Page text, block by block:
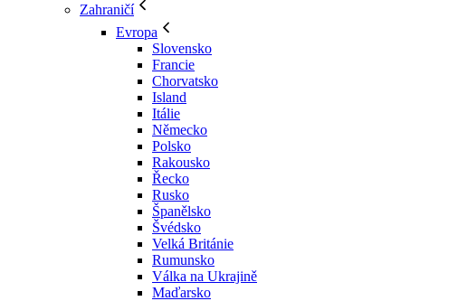
Zahraničí
Evropa
Slovensko
Francie
Chorvatsko
Island
Itálie
Německo
Polsko
Rakousko
Řecko
Rusko
Španělsko
Švédsko
Velká Británie
Rumunsko
Válka na Ukrajině
Maďarsko